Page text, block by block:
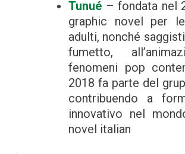
Tunué – fondata nel
graphic novel per
adulti, nonché
fumetto,
fenomeni pop
2018 fa parte del
contribuendo a
innovativo nel
novel italian